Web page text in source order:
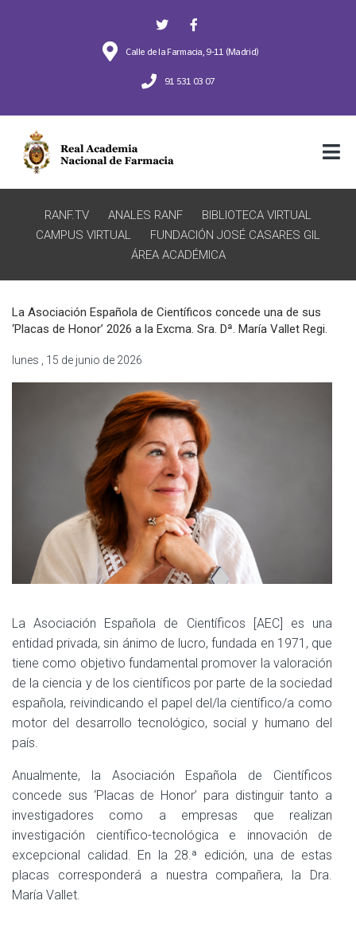
Calle de la Farmacia, 9-11 (Madrid)
91 531 03 07
RANF.TV ANALES RANF
BIBLIOTECA VIRTUAL
CAMPUS VIRTUAL
FUNDACIÓN JOSÉ CASARES GIL
ÁREA ACADÉMICA
La Asociación Española de Científicos concede una de sus
‘Placas de Honor’ 2026 a la Excma. Sra. Dª. María Vallet Regi.
lunes , 15 de junio de 2026
La Asociación Española de Científicos [AEC] es una
entidad privada, sin ánimo de lucro, fundada en 1971, que
tiene como objetivo fundamental promover la valoración
de la ciencia y de los científicos por parte de la sociedad
española, reivindicando el papel del/la científico/a como
motor del desarrollo tecnológico, social y humano del
país.
Anualmente, la Asociación Española de Científicos
concede sus ‘Placas de Honor’ para distinguir tanto a
investigadores como a empresas que realizan
investigación científico-tecnológica e innovación de
excepcional calidad. En la 28.ª edición, una de estas
placas corresponderá a nuestra compañera, la Dra.
María Vallet.